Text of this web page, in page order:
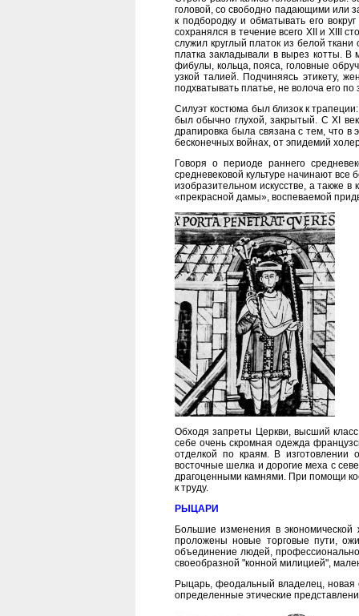
головой, со свободно падающими или
к подбородку и обматывать его
сохранялся в течение всего XII и XIII
служил круглый платок из белой
платка закладывали в вырез котты.
фибулы, кольца, пояса, головные
узкой талией. Подчиняясь этикету,
подхватывать платье, не волоча его по
Силуэт костюма был близок к
был обычно глухой, закрытый. С XI
драпировка была связана с тем, что
бесконечных войнах, от эпидемий
Говоря о периоде раннего
средневековой культуре начинают
изобразительном искусстве, а также
«прекрасной дамы», воспеваемой
Обходя запреты Церкви, высший
себе очень скромная одежда
отделкой по краям. В изготовлении
восточные шелка и дорогие меха с
драгоценными камнями. При помощи
к труду.
РЫЦАРИ
Большие изменения в
проложены новые торговые пути,
объединение людей,
своеобразной "конной милицией",
Рыцарь, феодальный владелец, новая
определенные этические